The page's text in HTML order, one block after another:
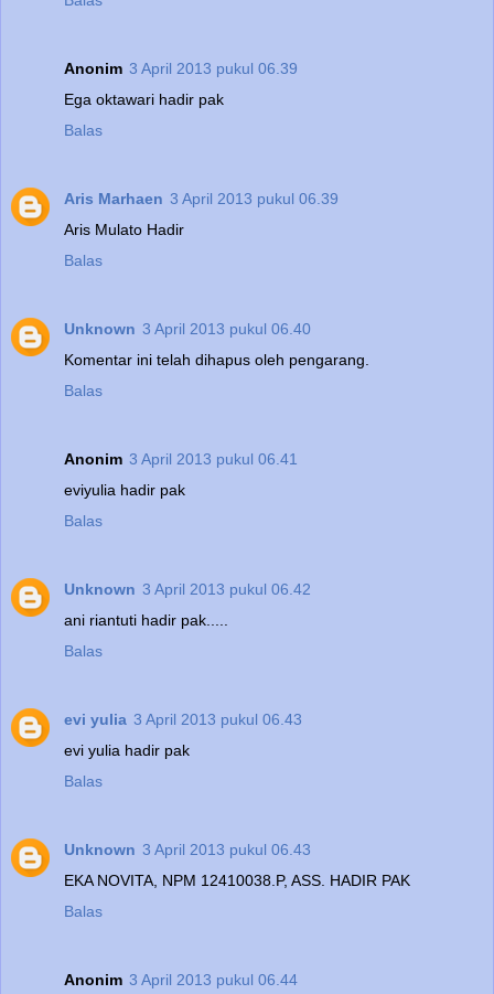
Anonim 3 April 2013 pukul 06.39
Ega oktawari hadir pak
Balas
Aris Marhaen 3 April 2013 pukul 06.39
Aris Mulato Hadir
Balas
Unknown 3 April 2013 pukul 06.40
Komentar ini telah dihapus oleh pengarang.
Balas
Anonim 3 April 2013 pukul 06.41
eviyulia hadir pak
Balas
Unknown 3 April 2013 pukul 06.42
ani riantuti hadir pak.....
Balas
evi yulia 3 April 2013 pukul 06.43
evi yulia hadir pak
Balas
Unknown 3 April 2013 pukul 06.43
EKA NOVITA, NPM 12410038.P, ASS. HADIR PAK
Balas
Anonim 3 April 2013 pukul 06.44